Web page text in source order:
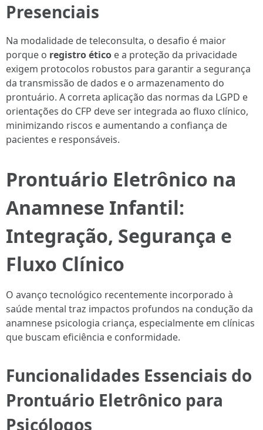
Presenciais
Na modalidade de teleconsulta, o desafio é maior
porque o registro ético e a proteção da privacidade
exigem protocolos robustos para garantir a segurança
da transmissão de dados e o armazenamento do
prontuário. A correta aplicação das normas da LGPD e
orientações do CFP deve ser integrada ao fluxo clínico,
minimizando riscos e aumentando a confiança de
pacientes e responsáveis.
Prontuário Eletrônico na
Anamnese Infantil:
Integração, Segurança e
Fluxo Clínico
O avanço tecnológico recentemente incorporado à
saúde mental traz impactos profundos na condução da
anamnese psicologia criança, especialmente em clínicas
que buscam eficiência e conformidade.
Funcionalidades Essenciais do
Prontuário Eletrônico para
Psicólogos